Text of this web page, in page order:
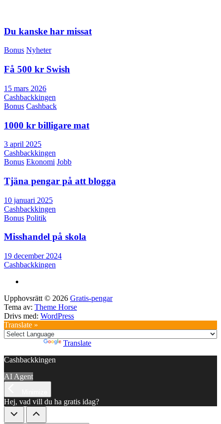
Du kanske har missat
Bonus Nyheter
Få 500 kr Swish
15 mars 2026
Cashbackkingen
Bonus Cashback
1000 kr billigare mat
3 april 2025
Cashbackkingen
Bonus Ekonomi Jobb
Tjäna pengar på att blogga
10 januari 2025
Cashbackkingen
Bonus Politik
Misshandel på skola
19 december 2024
Cashbackkingen
Upphovsrätt © 2026 Gratis-pengar
Tema av: Theme Horse
Drivs med: WordPress
Translate »
Translate
Cashbackkingen
AI Agent
Hej, vad vill du ha gratis idag?